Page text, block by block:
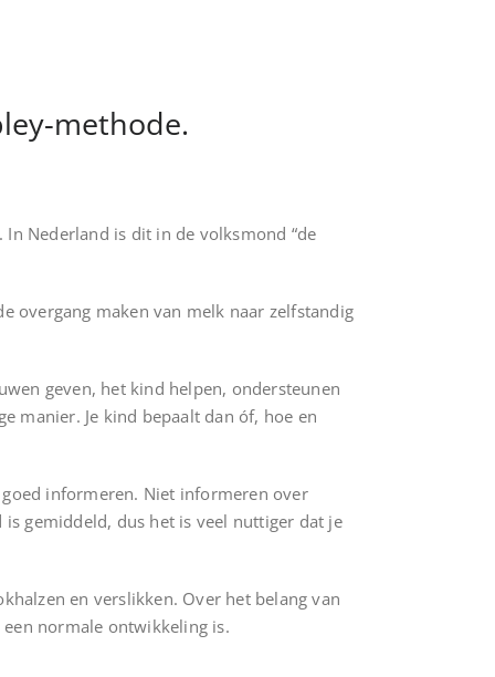
methode.
In Nederland is dit in de volksmond “de
overgang maken van melk naar zelfstandig
geven, het kind helpen, ondersteunen
manier. Je kind bepaalt dan óf, hoe en
informeren. Niet informeren over
gemiddeld, dus het is veel nuttiger dat je
en verslikken. Over het belang van
normale ontwikkeling is.